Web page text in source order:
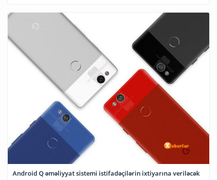
Android Q əməliyyat sistemi istifadəçilərin ixtiyarına veriləcək